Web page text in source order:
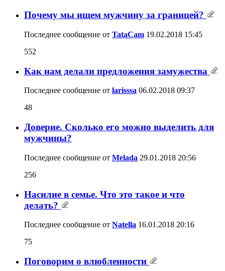
Почему мы ищем мужчину за границей?
Последнее сообщение от TataCam 19.02.2018 15:45
552
Как нам делали предложения замужества
Последнее сообщение от larisssa 06.02.2018 09:37
48
Доверие. Сколько его можно выделить для
мужчины?
Последнее сообщение от Melada 29.01.2018 20:56
256
Насилие в семье. Что это такое и что
делать?
Последнее сообщение от Natella 16.01.2018 20:16
75
Поговорим о влюбленности